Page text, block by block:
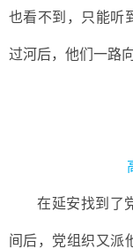
也看不到，只能听
过河后，他们一路
在延安找到了
间后，党组织又派